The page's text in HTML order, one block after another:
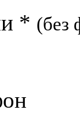
* (без